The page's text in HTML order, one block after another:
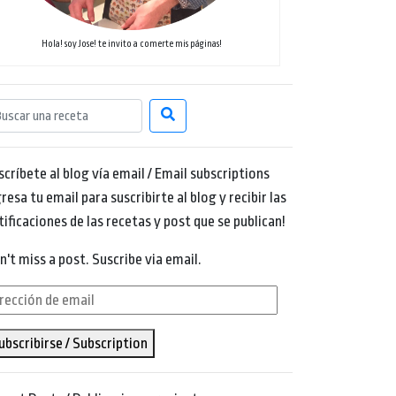
Hola! soy Jose! te invito a comerte mis páginas!
al blog vía email / Email subscriptions
tu email para suscribirte al blog y recibir las
de las recetas y post que se publican!
miss a post. Suscribe via email.
/ Subscription